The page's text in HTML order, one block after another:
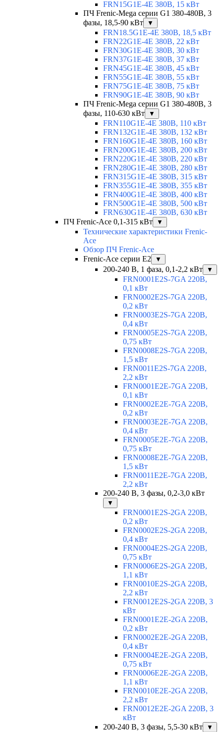
FRN15G1E-4E 380В, 15 кВт
ПЧ Frenic-Mega серии G1 380-480В, 3
фазы, 18,5-90 кВт
▼
FRN18.5G1E-4E 380В, 18,5 кВт
FRN22G1E-4E 380В, 22 кВт
FRN30G1E-4E 380В, 30 кВт
FRN37G1E-4E 380В, 37 кВт
FRN45G1E-4E 380В, 45 кВт
FRN55G1E-4E 380В, 55 кВт
FRN75G1E-4E 380В, 75 кВт
FRN90G1E-4E 380В, 90 кВт
ПЧ Frenic-Mega серии G1 380-480В, 3
фазы, 110-630 кВт
▼
FRN110G1E-4E 380В, 110 кВт
FRN132G1E-4E 380В, 132 кВт
FRN160G1E-4E 380В, 160 кВт
FRN200G1E-4E 380В, 200 кВт
FRN220G1E-4E 380В, 220 кВт
FRN280G1E-4E 380В, 280 кВт
FRN315G1E-4E 380В, 315 кВт
FRN355G1E-4E 380В, 355 кВт
FRN400G1E-4E 380В, 400 кВт
FRN500G1E-4E 380В, 500 кВт
FRN630G1E-4E 380В, 630 кВт
ПЧ Frenic-Ace 0,1-315 кВт
▼
Технические характеристики Frenic-
Ace
Обзор ПЧ Frenic-Ace
Frenic-Ace серии E2
▼
200-240 В, 1 фаза, 0,1-2,2 кВт ▼
FRN0001E2S-7GA 220В,
0,1 кВт
FRN0002E2S-7GA 220В,
0,2 кВт
FRN0003E2S-7GA 220В,
0,4 кВт
FRN0005E2S-7GA 220В,
0,75 кВт
FRN0008E2S-7GA 220В,
1,5 кВт
FRN0011E2S-7GA 220В,
2,2 кВт
FRN0001E2E-7GA 220В,
0,1 кВт
FRN0002E2E-7GA 220В,
0,2 кВт
FRN0003E2E-7GA 220В,
0,4 кВт
FRN0005E2E-7GA 220В,
0,75 кВт
FRN0008E2E-7GA 220В,
1,5 кВт
FRN0011E2E-7GA 220В,
2,2 кВт
200-240 В, 3 фазы, 0,2-3,0 кВт
▼
FRN0001E2S-2GA 220В,
0,2 кВт
FRN0002E2S-2GA 220В,
0,4 кВт
FRN0004E2S-2GA 220В,
0,75 кВт
FRN0006E2S-2GA 220В,
1,1 кВт
FRN0010E2S-2GA 220В,
2,2 кВт
FRN0012E2S-2GA 220В, 3
кВт
FRN0001E2E-2GA 220В,
0,2 кВт
FRN0002E2E-2GA 220В,
0,4 кВт
FRN0004E2E-2GA 220В,
0,75 кВт
FRN0006E2E-2GA 220В,
1,1 кВт
FRN0010E2E-2GA 220В,
2,2 кВт
FRN0012E2E-2GA 220В, 3
кВт
200-240 В, 3 фазы, 5,5-30 кВт
▼